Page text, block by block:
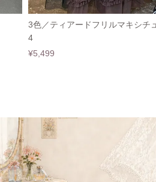
3色／ティアードフリルマキシチ
4
¥5,499